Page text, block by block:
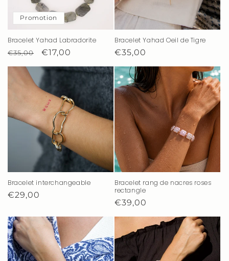
Promotion
Bracelet Yahad Labradorite
Prix
habituel
€35,00
Prix
promotionnel
€17,00
Bracelet Yahad Oeil de Tigre
Prix
habituel
€35,00
Bracelet interchangeable
Prix
€29,00
Bracelet rang de nacres roses
rectangle
Prix
habituel
€39,00